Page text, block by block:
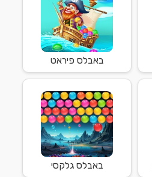
באבלס פיראט
באבלס גלקסי